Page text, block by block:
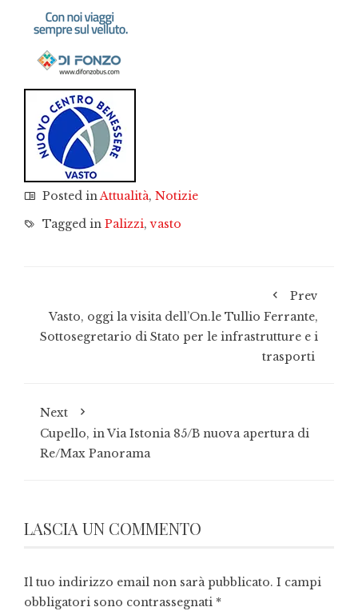
Posted inAttualità, Notizie
Tagged in Palizzi,vasto
Prev
Vasto, oggi la visita dell’On.le Tullio Ferrante,
Sottosegretario di Stato per le infrastrutture e i
trasporti
Next
Cupello, in Via Istonia 85/B nuova apertura di
Re/Max Panorama
LASCIA UN COMMENTO
Il tuo indirizzo email non sarà pubblicato. I campi
obbligatori sono contrassegnati *